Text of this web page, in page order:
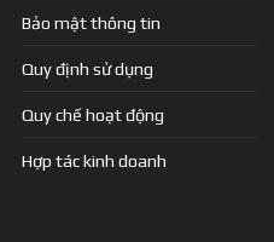
Bảo mật thông tin
Quy định sử dụng
Quy chế hoạt động
Hợp tác kinh doanh